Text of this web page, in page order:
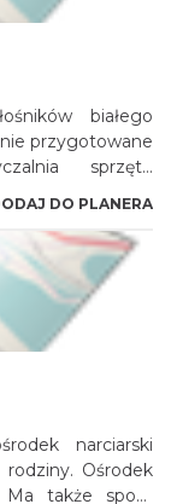
białego
przygotowane
sprzętu
drewniana
DO PLANERA
narciarski
Ośrodek
także spore